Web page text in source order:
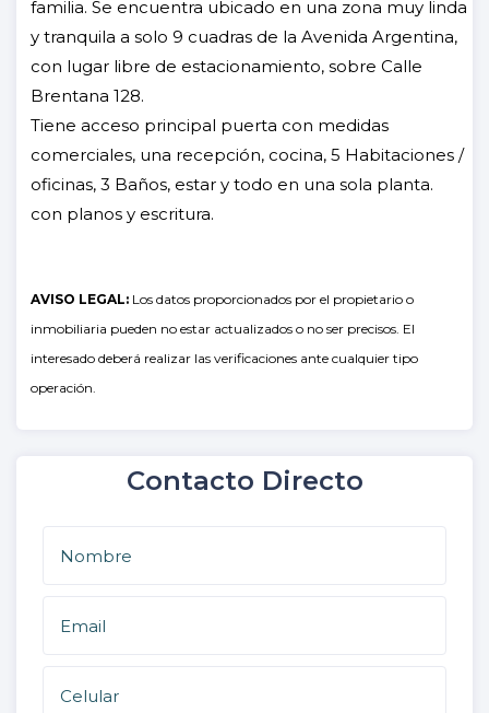
familia. Se encuentra ubicado en una zona muy linda
y tranquila a solo 9 cuadras de la Avenida Argentina,
con lugar libre de estacionamiento, sobre Calle
Brentana 128.
Tiene acceso principal puerta con medidas
comerciales, una recepción, cocina, 5 Habitaciones /
oficinas, 3 Baños, estar y todo en una sola planta.
con planos y escritura.
AVISO LEGAL:Los datos proporcionados por el propietario o
inmobiliaria pueden no estar actualizados o no ser precisos. El
interesado deberá realizar las verificaciones ante cualquier tipo
operación.
Contacto Directo